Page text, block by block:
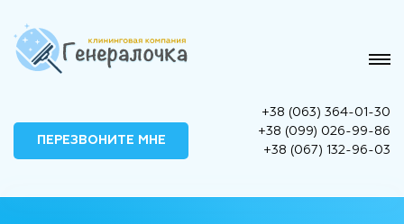
ПЕРЕЗВОНИТЕ МНЕ
+38 (063) 364-01-30
+38 (099) 026-99-86
+38 (067) 132-96-03